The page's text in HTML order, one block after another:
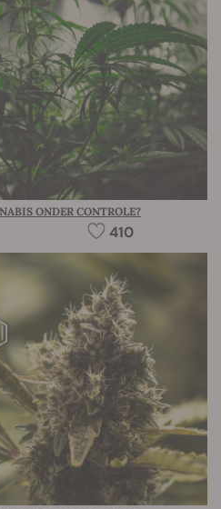
ONDER CONTROLE?
410